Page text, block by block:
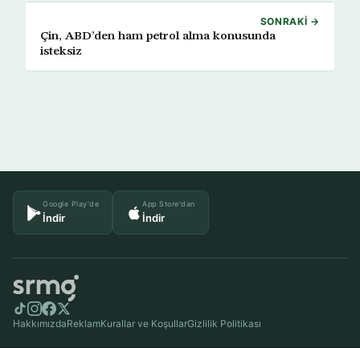
SONRAKI →
Çin, ABD’den ham petrol alma konusunda
isteksiz
Google Play'de
İndir
App Store'dan
İndir
HakkımızdaReklamKurallar ve KoşullarGizlilik Politikası